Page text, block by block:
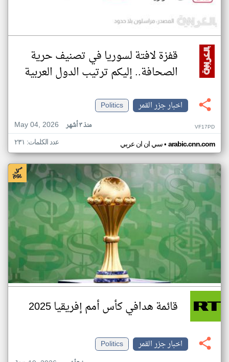
قفزة لافتة لسوريا في تصنيف حرية
الصحافة.. إليكم ترتيب الدول العربية
اخبار جزر القمر
Politics
May 04, 2026
منذ ٣ أشهر VF17PD
سي ان ان عربي• arabic.cnn.com عدد الكلمات: ٢٣١
قائمة هدافي كأس أمم إفريقيا 2025
اخبار جزر القمر
Politics